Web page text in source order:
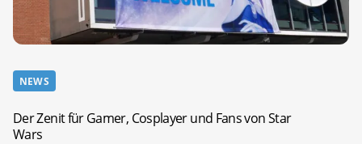
NEWS
Der Zenit für Gamer, Cosplayer und Fans von Star
Wars